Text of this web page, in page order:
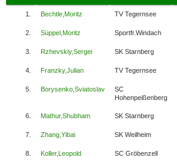
1. Bechtle,Moritz TV Tegernsee
2. Süppel,Moritz Sportfr.Windach
3. Rzhevskiy,Sergei SK Starnberg
4. Franzky,Julian TV Tegernsee
5. Borysenko,Sviatoslav
SC
Hohenpeißenberg
6. Mathur,Shubham SK Starnberg
7. Zhang,Yibai SK Weilheim
8. Koller,Leopold SC Gröbenzell